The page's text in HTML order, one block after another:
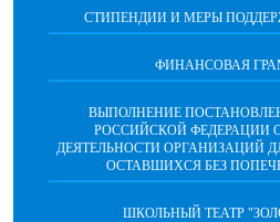
СТИПЕНДИИ И МЕРЫ
ФИНАНСОВАЯ
ВЫПОЛНЕНИЕ
РОССИЙСКОЙ ФЕДЕРАЦИИ
ДЕЯТЕЛЬНОСТИ ОРГАНИЗАЦИЙ
ОСТАВШИХСЯ БЕЗ
ШКОЛЬНЫЙ ТЕАТР